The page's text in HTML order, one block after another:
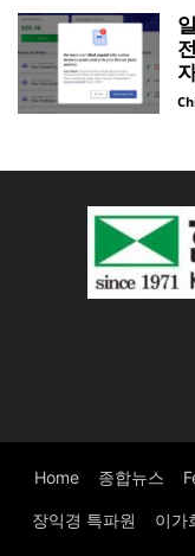
Home 종합뉴스
장익경 특파원 이가